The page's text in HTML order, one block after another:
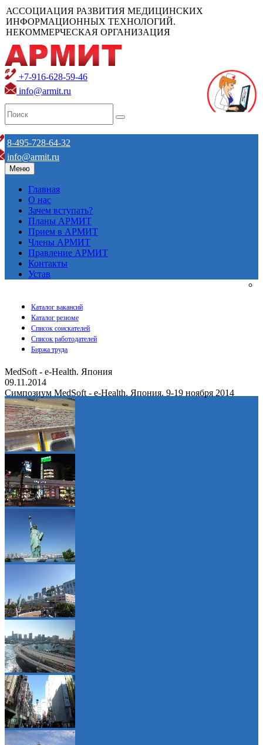
АССОЦИАЦИЯ РАЗВИТИЯ МЕДИЦИНСКИХ
ИНФОРМАЦИОННЫХ ТЕХНОЛОГИЙ.
НЕКОММЕРЧЕСКАЯ ОРГАНИЗАЦИЯ
+7-916-628-59-46
info@armit.ru
8-495-728-64-32
info@armit.ru
Меню
Главная
О нас
Зачем вступать?
Планы АРМИТ
Прием в АРМИТ
Члены АРМИТ
Правление АРМИТ
Контакты
Устав
Каталог вакансий
Каталог резюме
Список соискателей
Список работодателей
Биржа труда
MedSoft - e-Health. Япония
09.11.2014
Симпозиум MedSoft - e-Health. Япония. 9-19 ноября 2014